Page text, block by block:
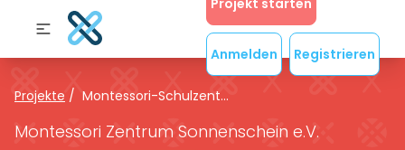
Projekt starten
Anmelden Registrieren
Projekte / Montessori-Schulzent...
Montessori Zentrum Sonnenschein e.V.